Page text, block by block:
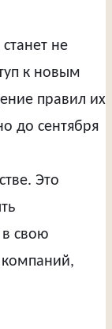
не
к новым
правил их
до сентября
Это
в свою